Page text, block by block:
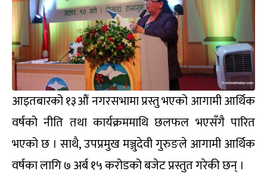
आइतबारको १३औं नगरसभामा प्रस्तु भएको आगामी आर्थिक
वर्षको नीति तथा कार्यक्रममाथि छलफल भएसँगै पारित
भएको छ । साथै, उपप्रमुख मञ्जुदेवी गुरुङले आगामी आर्थिक
वर्षका लागि ७ अर्ब १५ करोडको बजेट प्रस्तुत गरेकी छन् ।